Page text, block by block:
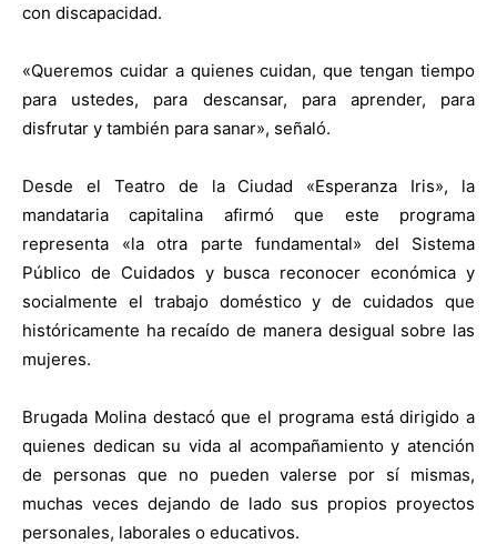
con discapacidad.
«Queremos cuidar a quienes cuidan, que tengan tiempo
para ustedes, para descansar, para aprender, para
disfrutar y también para sanar», señaló.
Desde el Teatro de la Ciudad «Esperanza Iris», la
mandataria capitalina afirmó que este programa
representa «la otra parte fundamental» del Sistema
Público de Cuidados y busca reconocer económica y
socialmente el trabajo doméstico y de cuidados que
históricamente ha recaído de manera desigual sobre las
mujeres.
Brugada Molina destacó que el programa está dirigido a
quienes dedican su vida al acompañamiento y atención
de personas que no pueden valerse por sí mismas,
muchas veces dejando de lado sus propios proyectos
personales, laborales o educativos.